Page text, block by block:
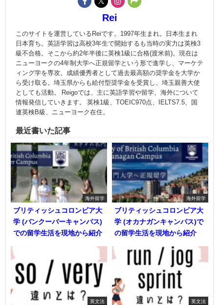
Rei
このサイトを運営しているReiです。1997年生まれ。日本生まれ
日本育ち。英語学習は高校3年生で開始するも当時の実力は英検3
級不合格。そこから約2年半後に英検1級に合格(渡米前)。現在は
ニューヨークの4年制大学へ正規留学という形で進学し、マーケテ
ィング学を専攻。成績優秀者として過去最高額の奨学金を大学か
ら受け取る。埼玉県からも給付型奨学金を受賞し、埼玉親善大使
としても活動。 Reigoでは、主に英語学習や留学、海外について
情報発信していきます。 英検1級、TOEIC970点、IELTS7.5、国
連英検B級、ニューヨーク在住。
最近書いた記事
海外留学
ブリティッシュコロンビア大
学 (バンクーバーキャンパス)
での留学生活を現地から紹介
海外留学
ブリティッシュコロンビア大
学 (オカナガンキャンパス)で
の留学生活を現地から紹介
英文法 英文法